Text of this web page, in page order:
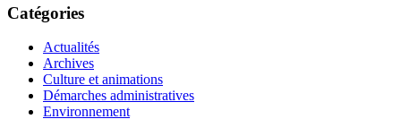
Catégories
Actualités
Archives
Culture et animations
Démarches administratives
Environnement